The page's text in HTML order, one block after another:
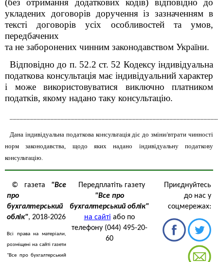
(без отримання додаткових кодів) відповідно до
укладених договорів доручення із зазначенням в
тексті договорів усіх особливостей та умов,
передбачених
та не заборонених чинним законодавством України.
Відповідно до п. 52.2 ст. 52 Кодексу індивідуальна
податкова консультація має індивідуальний характер
і може використовуватися виключно платником
податків, якому надано таку консультацію.
Дана індивідуальна податкова консультація діє до зміни/втрати чинності
норм законодавства, щодо яких надано індивідуальну податкову
консультацію.
© газета "Все
про
бухгалтерський
облік", 2018-2026
Всі права на матеріали,
розміщені на сайті газети
"Все про бухгалтерський
Передплатіть газету
"Все про
бухгалтерський облік"
на сайті або по
телефону (044) 495-20-
60
Приєднуйтесь
до нас у
соцмережах: